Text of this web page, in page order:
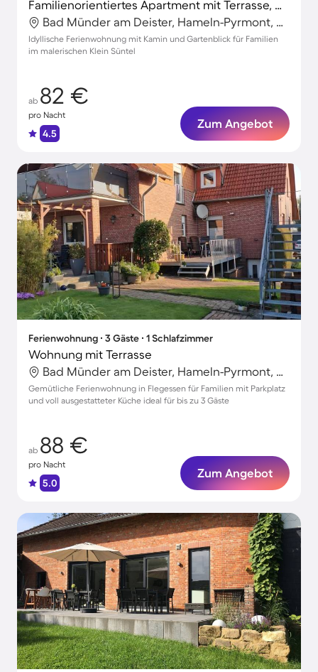
Familienorientiertes Apartment mit Terrasse, Garten und Grill | Bergblick | Ideal für Homeoffice
Bad Münder am Deister, Hameln-Pyrmont, Deutschland
Idyllische Ferienwohnung mit Kamin und Gartenblick für Familien
im malerischen Klein Süntel
ab 82 €
pro Nacht
4.5
Zum Angebot
Ferienwohnung ∙ 3 Gäste ∙ 1 Schlafzimmer
Wohnung mit Terrasse
Bad Münder am Deister, Hameln-Pyrmont, Deutschland
Gemütliche Ferienwohnung in Flegessen für Familien mit Parkplatz
und voll ausgestatteter Küche ideal für bis zu 3 Gäste
ab 88 €
pro Nacht
5.0
Zum Angebot